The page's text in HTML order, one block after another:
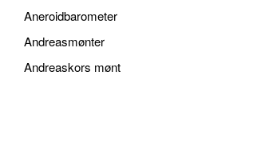
Aneroidbarometer
Andreasmønter
Andreaskors mønt